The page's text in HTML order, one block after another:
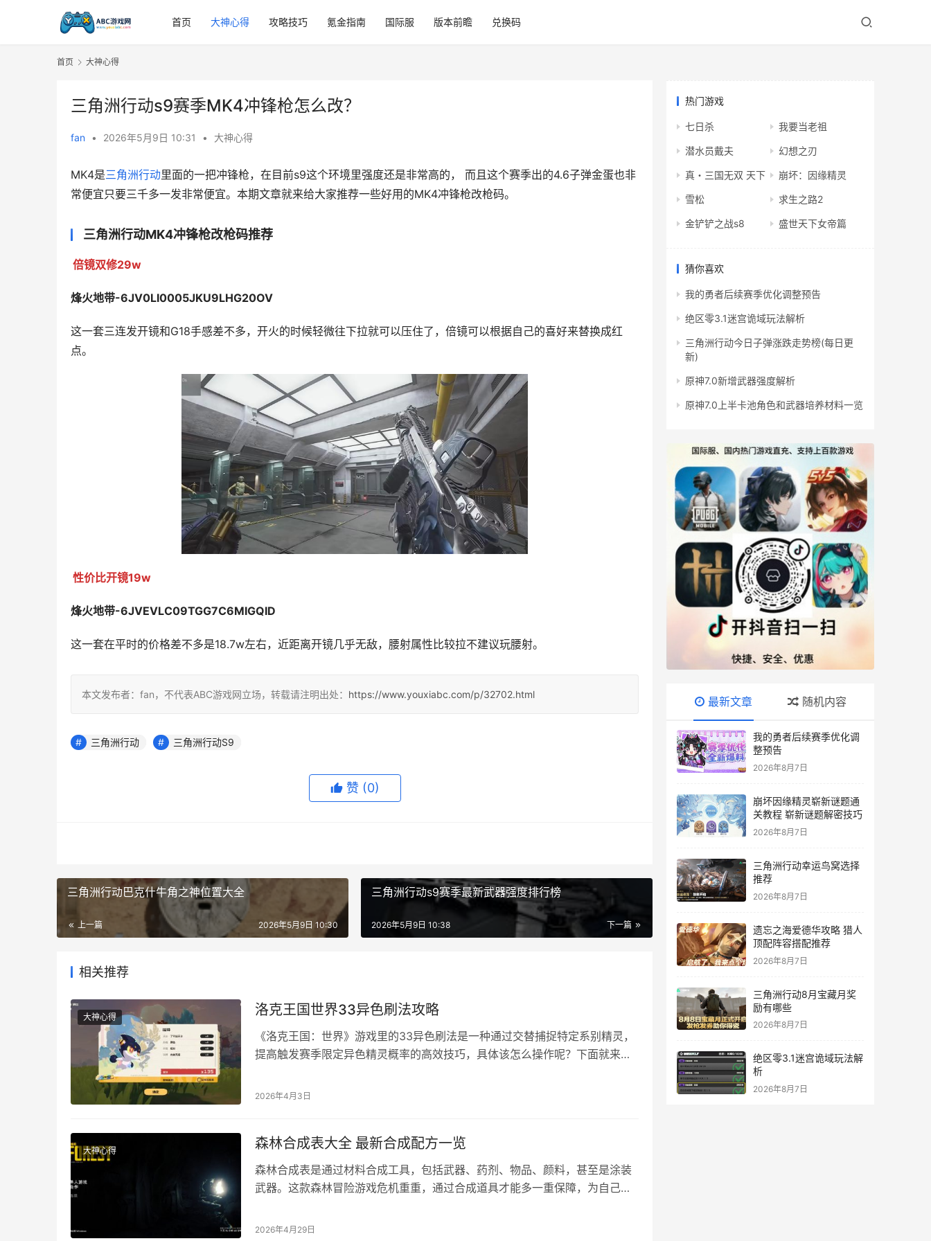
首页 大神心得 攻略技巧 氪金指南 国际服 版本前瞻 兑换码
首页 大神心得
三角洲行动s9赛季MK4冲锋枪怎么改？
fan • 2026年5月9日 10:31 • 大神心得
MK4是三角洲行动里面的一把冲锋枪，在目前s9这个环境里强度还是非常高的， 而且这个赛季出的4.6子弹金蛋也非
常便宜只要三千多一发非常便宜。本期文章就来给大家推荐一些好用的MK4冲锋枪改枪码。
三角洲行动MK4冲锋枪改枪码推荐
倍镜双修29w
烽火地带-6JV0LI0005JKU9LHG20OV
这一套三连发开镜和G18手感差不多，开火的时候轻微往下拉就可以压住了，倍镜可以根据自己的喜好来替换成红
点。
性价比开镜19w
烽火地带-6JVEVLC09TGG7C6MIGQID
这一套在平时的价格差不多是18.7w左右，近距离开镜几乎无敌，腰射属性比较拉不建议玩腰射。
本文发布者：fan，不代表ABC游戏网立场，转载请注明出处： https://www.youxiabc.com/p/32702.html
三角洲行动 三角洲行动S9
赞 (0)
三角洲行动巴克什牛角之神位置大全
上一篇 2026年5月9日 10:30
三角洲行动s9赛季最新武器强度排行榜
下一篇
2026年5月9日 10:38
相关推荐
大神心得 洛克王国世界33异色刷法攻略
‌《洛克王国：世界》游戏里的33异色刷法是一种通过交替捕捉特定系别精灵，
提高触发赛季限定异色精灵概率的高效技巧‌，具体该怎么操作呢？下面就来为
续捕捉中触发“噩梦枷锁”，从而刷出无法野外直接刷新的异色精灵。 核心原理
2026年4月3日
大神心得 森林合成表大全 最新合成配方一览
森林合成表是通过材料合成工具，包括武器、药剂、物品、颜料，甚至是涂装
武器。这款森林冒险游戏危机重重，通过合成道具才能多一重保障，为自己在
有合成均需在背包中央的合成垫上进行，放置正确材料后会出现齿轮图标，右
2026年4月29日
热门游戏
七日杀 我要当老祖
潜水员戴夫 幻想之刃
真・三国无双 天下 崩坏：因缘精灵
雪松 求生之路2
金铲铲之战s8 盛世天下女帝篇
猜你喜欢
我的勇者后续赛季优化调整预告
绝区零3.1迷宫诡域玩法解析
三角洲行动今日子弹涨跌走势榜(每日更
新)
原神7.0新增武器强度解析
原神7.0上半卡池角色和武器培养材料一览
最新文章 随机内容
我的勇者后续赛季优化调
整预告
2026年8月7日
崩坏因缘精灵崭新谜题通
关教程 崭新谜题解密技巧
2026年8月7日
三角洲行动幸运鸟窝选择
推荐
2026年8月7日
遗忘之海爱德华攻略 猎人
顶配阵容搭配推荐
2026年8月7日
三角洲行动8月宝藏月奖
励有哪些
2026年8月7日
绝区零3.1迷宫诡域玩法解
析
2026年8月7日